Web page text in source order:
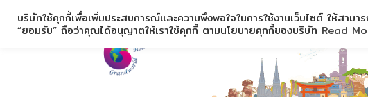
บริษัทใช้คุกกี้เพื่อเพิ่มประสบการณ์และความพึงพอใจในการใช้งานเว็บไซต์ ให้สาม
“ยอมรับ” ถือว่าคุณได้อนุญาตให้เราใช้คุกกี้ ตามนโยบายคุกกี้ของบริษัท Read